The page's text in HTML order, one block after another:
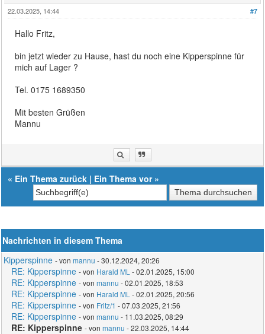
#7
22.03.2025, 14:44
Hallo Fritz,
bin jetzt wieder zu Hause, hast du noch eine Kipperspinne für
mich auf Lager ?
Tel. 0175 1689350
Mit besten Grüßen
Mannu
« Ein Thema zurück | Ein Thema vor»
Nachrichten in diesem Thema
Kipperspinne - vonmannu - 30.12.2024, 20:26
RE: Kipperspinne - von Harald ML - 02.01.2025, 15:00
RE: Kipperspinne - vonmannu - 02.01.2025, 18:53
RE: Kipperspinne - von Harald ML - 02.01.2025, 20:56
RE: Kipperspinne - von Fritz/1 - 07.03.2025, 21:56
RE: Kipperspinne - vonmannu - 11.03.2025, 08:29
RE: Kipperspinne - vonmannu - 22.03.2025, 14:44